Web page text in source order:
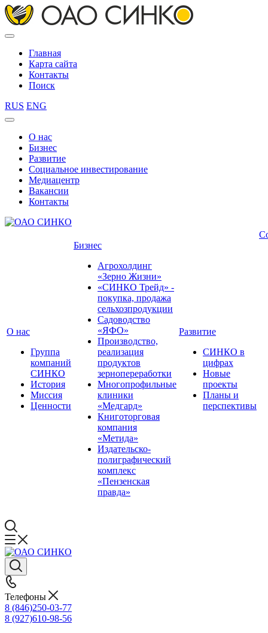
Главная
Карта сайта
Контакты
Поиск
RUS ENG
О нас
Бизнес
Развитие
Социальное инвестирование
Медиацентр
Вакансии
Контакты
О нас
Группа
компаний
СИНКО
История
Миссия
Ценности
Бизнес
Агрохолдинг
«Зерно Жизни»
«СИНКО Трейд» -
покупка, продажа
сельхозпродукции
Садоводство
«ЯФО»
Производство,
реализация
продуктов
зернопереработки
Многопрофильные
клиники
«Медгард»
Книготорговая
компания
«Метида»
Издательско-
полиграфический
комплекс
«Пензенская
правда»
Развитие
СИНКО в
цифрах
Новые
проекты
Планы и
перспективы
Телефоны
8 (846)250-03-77
8 (927)610-98-56